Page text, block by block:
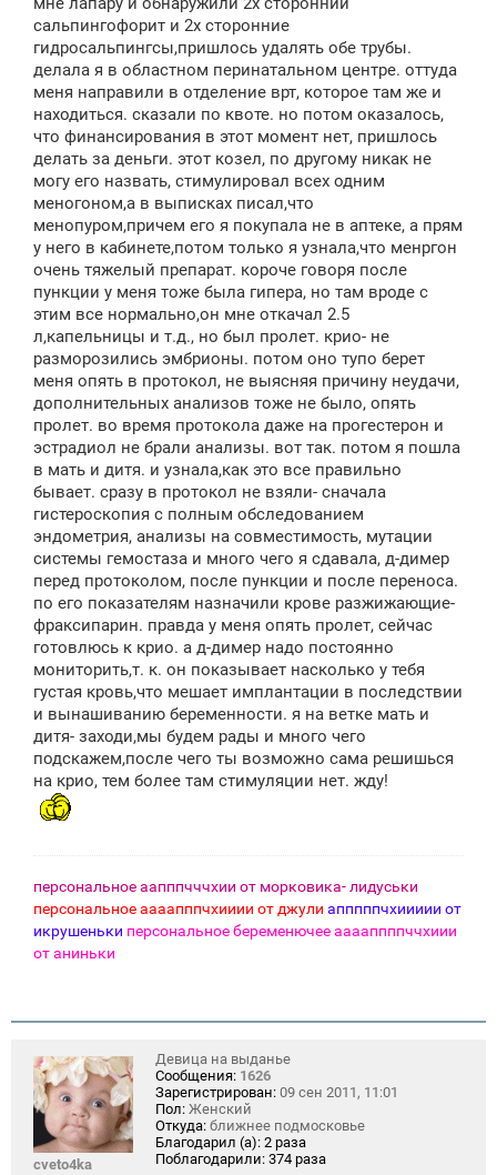
н
и
сальпингофорит и 2х сторонние
гидросальпингсы,пришлось удалять обе трубы.
делала я в областном перинатальном центре. оттуда
меня направили в отделение врт, которое там же и
находиться. сказали по квоте. но потом оказалось,
что финансирования в этот момент нет, пришлось
делать за деньги. этот козел, по другому никак не
могу его назвать, стимулировал всех одним
меногоном,а в выписках писал,что
менопуром,причем его я покупала не в аптеке, а прям
у него в кабинете,потом только я узнала,что менргон
очень тяжелый препарат. короче говоря после
пункции у меня тоже была гипера, но там вроде с
этим все нормально,он мне откачал 2.5
л,капельницы и т.д., но был пролет. крио- не
разморозились эмбрионы. потом оно тупо берет
меня опять в протокол, не выясняя причину неудачи,
дополнительных анализов тоже не было, опять
пролет. во время протокола даже на прогестерон и
эстрадиол не брали анализы. вот так. потом я пошла
в мать и дитя. и узнала,как это все правильно
бывает. сразу в протокол не взяли- сначала
гистероскопия с полным обследованием
эндометрия, анализы на совместимость, мутации
системы гемостаза и много чего я сдавала, д-димер
перед протоколом, после пункции и после переноса.
по его показателям назначили крове разжижающие-
фраксипарин. правда у меня опять пролет, сейчас
готовлюсь к крио. а д-димер надо постоянно
мониторить,т. к. он показывает насколько у тебя
густая кровь,что мешает имплантации в последствии
и вынашиванию беременности. я на ветке мать и
дитя- заходи,мы будем рады и много чего
подскажем,после чего ты возможно сама решишься
на крио, тем более там стимуляции нет. жду!
персональное аапппчччхии от морковика- лидуськи
персональное аааапппчхииии от джули апппппчхиииии от
икрушеньки персональное беременючее ааааппппччхиии
от аниньки
cveto4ka
Девица на выданье
Сообщения: 1626
Зарегистрирован: 09 сен 2011, 11:01
Пол: Женский
Откуда: ближнее подмосковье
Благодарил (а): 2 раза
Поблагодарили: 374 раза